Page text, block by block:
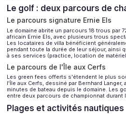
Le golf : deux parcours de
Le parcours signature Ernie Els
Le domaine abrite un parcours 18 trous par
africain Ernie Els, avec plusieurs trous
Les locataires de villa bénéficient
pendant toute la durée de leur séjour, ainsi
à ses services (practice, location de
Le parcours de l'Île aux Cerfs
Les green fees offerts s'étendent le plus
l'Île aux Cerfs, dessiné par Bernhard
minutes de bateau depuis le domaine. Les
entre deux parcours de championnat durant
Plages et activités nautiques